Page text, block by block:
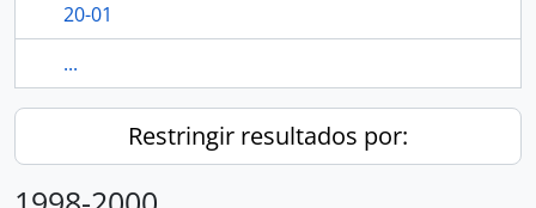
20-01
...
Restringir resultados por: